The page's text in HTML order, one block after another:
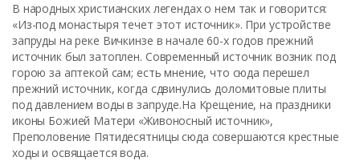
В народных христианских легендах о нем так и говорится:
«Из-под монастыря течет этот источник». При устройстве
запруды на реке Вичкинзе в начале 60-х годов прежний
источник был затоплен. Современный источник возник под
горою за аптекой сам; есть мнение, что сюда перешел
прежний источник, когда сдвинулись доломитовые плиты
под давлением воды в запруде.На Крещение, на праздники
иконы Божией Матери «Живоносный источник»,
Преполовение Пятидесятницы сюда совершаются крестные
ходы и освящается вода.